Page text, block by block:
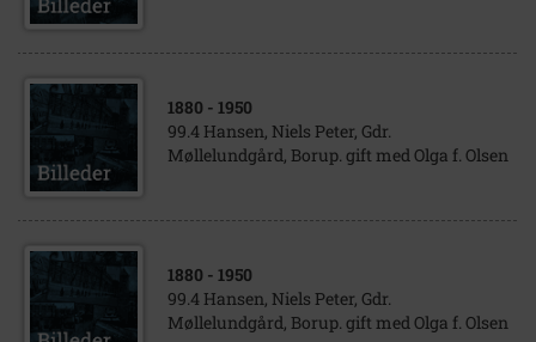
1880 - 1950
99.4 Hansen, Niels Peter, Gdr.
Møllelundgård, Borup. gift med Olga f. Olsen
1880 - 1950
99.4 Hansen, Niels Peter, Gdr.
Møllelundgård, Borup. gift med Olga f. Olsen